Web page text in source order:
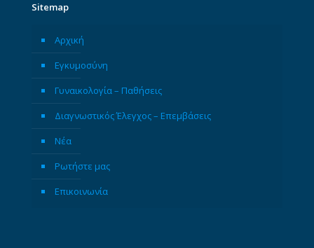
Sitemap
Αρχική
Εγκυμοσύνη
Γυναικολογία – Παθήσεις
Διαγνωστικός Έλεγχος – Επεμβάσεις
Νέα
Ρωτήστε μας
Επικοινωνία